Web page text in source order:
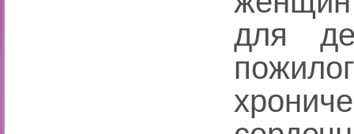
для